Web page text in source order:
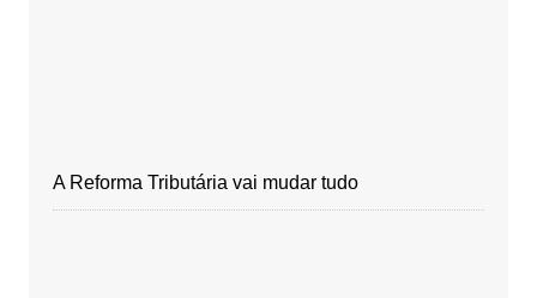
A Reforma Tributária vai mudar tudo